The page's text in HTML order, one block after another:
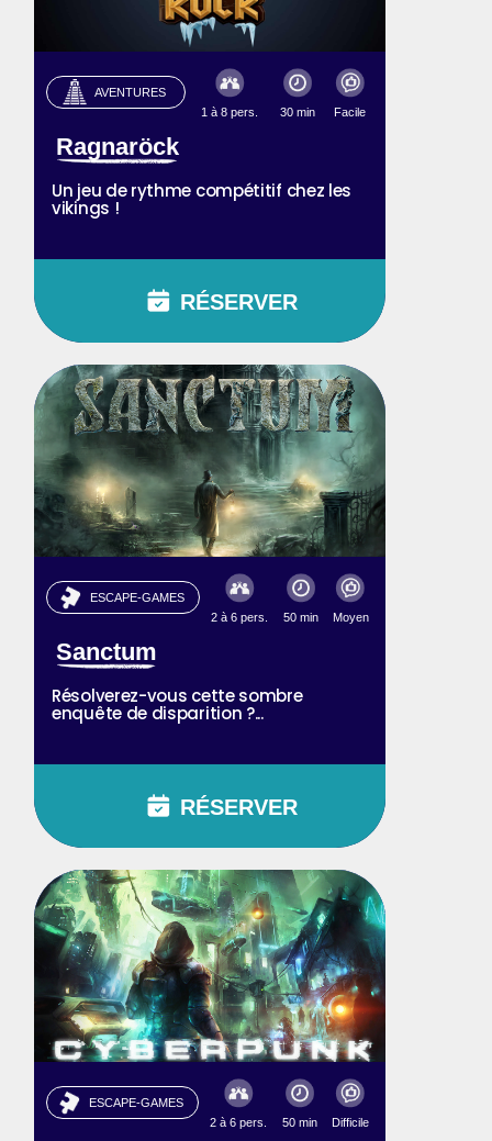
AVENTURES
1 à 8 pers.
30 min Facile
Ragnaröck
Un jeu de rythme compétitif chez les
vikings !
RÉSERVER
ESCAPE-GAMES
2 à 6 pers.
50 min Moyen
Sanctum
Résolverez-vous cette sombre
enquête de disparition ?...
RÉSERVER
ESCAPE-GAMES
2 à 6 pers.
50 min Difficile